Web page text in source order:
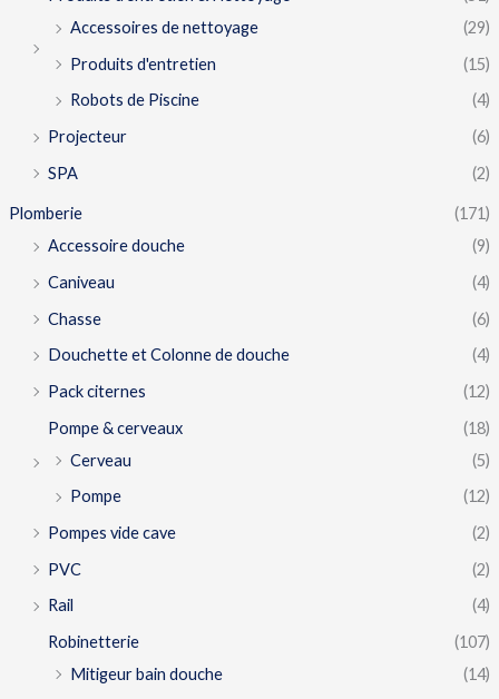
Accessoires de nettoyage
(29)
Produits d'entretien
(15)
Robots de Piscine
(4)
Projecteur
(6)
SPA
(2)
Plomberie
(171)
Accessoire douche
(9)
Caniveau
(4)
Chasse
(6)
Douchette et Colonne de douche
(4)
Pack citernes
(12)
Pompe & cerveaux
(18)
Cerveau
(5)
Pompe
(12)
Pompes vide cave
(2)
PVC
(2)
Rail
(4)
Robinetterie
(107)
Mitigeur bain douche
(14)